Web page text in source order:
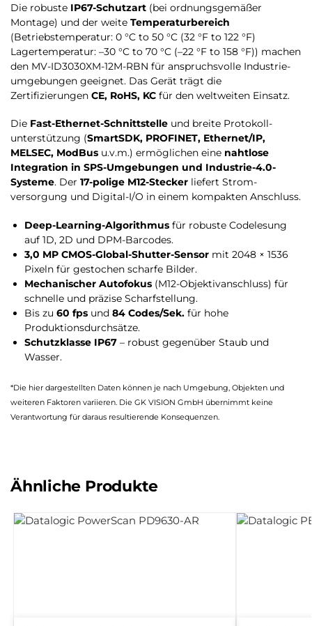
Die robuste IP67-Schutzart (bei ordnungsgemäßer
Montage) und der weite Temperaturbereich
(Betriebstemperatur: 0 °C to 50 °C (32 °F to 122 °F)
Lagertemperatur: –30 °C to 70 °C (–22 °F to 158 °F)) machen
den MV-ID3030XM-12M-RBN für anspruchs­volle Industrie­
umgebungen geeignet. Das Gerät trägt die
Zertifizierungen CE, RoHS, KC für den weltweiten Einsatz.
Die Fast-Ethernet-Schnittstelle und breite Protokoll­
unterstützung (SmartSDK, PROFINET, Ethernet/IP,
MELSEC, ModBus u.v.m.) ermöglichen eine nahtlose
Integration in SPS-Umgebungen und Industrie-4.0-
Systeme. Der 17-polige M12-Stecker liefert Strom­
versorgung und Digital-I/O in einem kompakten Anschluss.
Deep-Learning-Algorithmus für robuste Codelesung
auf 1D, 2D und DPM-Barcodes.
3,0 MP CMOS-Global-Shutter-Sensor mit 2048 × 1536
Pixeln für gestochen scharfe Bilder.
Mechanischer Autofokus (M12-Objektivanschluss) für
schnelle und präzise Scharfstellung.
Bis zu 60 fps und 84 Codes/Sek. für hohe
Produktionsdurchsätze.
Schutzklasse IP67 – robust gegenüber Staub und
Wasser.
*Die hier dargestellten Daten können je nach Umgebung, Objekten und
weiteren Faktoren variieren. Die GK VISION GmbH übernimmt keine
Verantwortung für daraus resultierende Konsequenzen.
Ähnliche Produkte